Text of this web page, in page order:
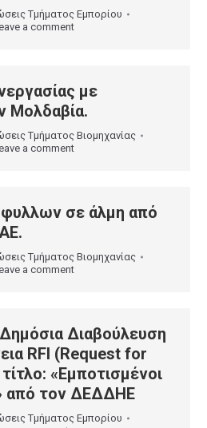
Τμήματος Εμπορίου
a comment
με
Μολδαβία.
Τμήματος Βιομηχανίας
a comment
σε άλμη από
Τμήματος Βιομηχανίας
a comment
Διαβούλευση
RFI (Request for
«Εμποτισμένοι
από τον ΔΕΔΔΗΕ
Τμήματος Εμπορίου